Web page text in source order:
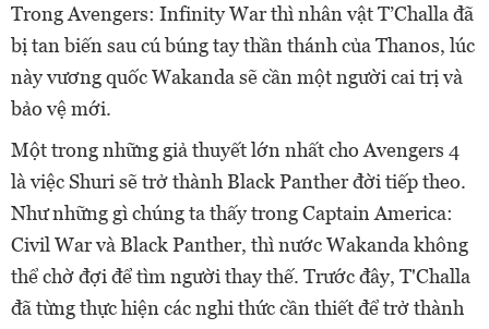
Trong Avengers: Infinity War thì nhân vật T’Challa đã
bị tan biến sau cú búng tay thần thánh của Thanos, lúc
này vương quốc Wakanda sẽ cần một người cai trị và
bảo vệ mới.
Một trong những giả thuyết lớn nhất cho Avengers 4
là việc Shuri sẽ trở thành Black Panther đời tiếp theo.
Như những gì chúng ta thấy trong Captain America:
Civil War và Black Panther, thì nước Wakanda không
thể chờ đợi để tìm người thay thế. Trước đây, T'Challa
đã từng thực hiện các nghi thức cần thiết để trở thành